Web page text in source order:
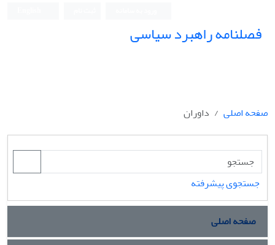
فصلنامه راهبرد سیاسی
صفحه اصلی داوران
جستجوی پیشرفته
صفحه اصلی